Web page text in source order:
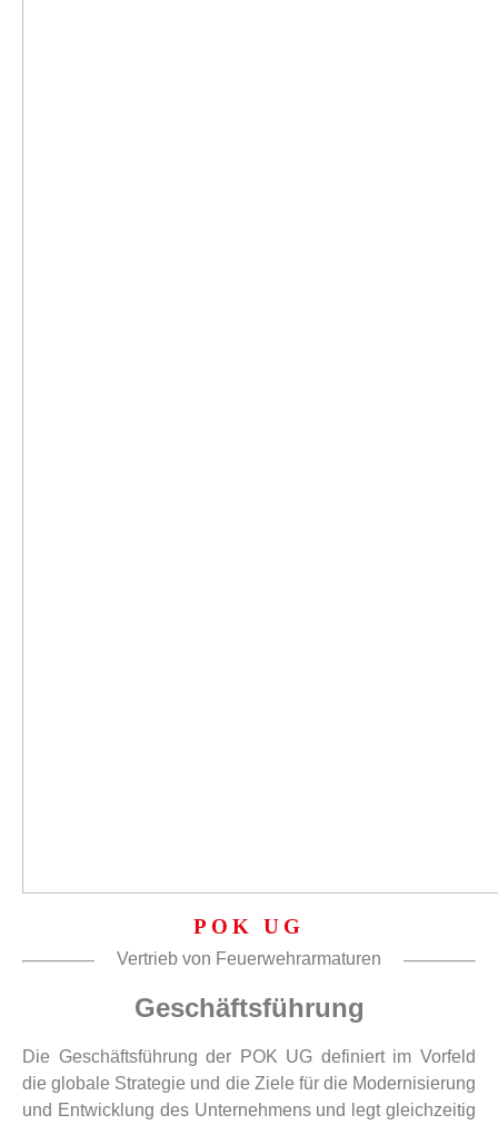
POK UG
Vertrieb von Feuerwehrarmaturen
Geschäftsführung
Die Geschäftsführung der POK UG definiert im Vorfeld
die globale Strategie und die Ziele für die Modernisierung
und Entwicklung des Unternehmens und legt gleichzeitig